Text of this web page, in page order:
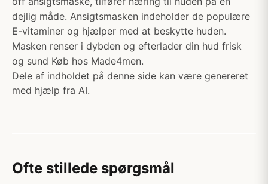
dejlig måde. Ansigtsmasken indeholder de populære
E-vitaminer og hjælper med at beskytte huden.
Masken renser i dybden og efterlader din hud frisk
og sund Køb hos Made4men.
Dele af indholdet på denne side kan være genereret
med hjælp fra AI.
Ofte stillede spørgsmål